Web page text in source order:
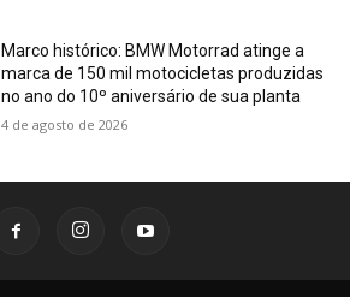
Marco histórico: BMW Motorrad atinge a
marca de 150 mil motocicletas produzidas
no ano do 10º aniversário de sua planta
4 de agosto de 2026